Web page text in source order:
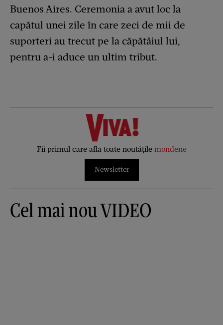
Buenos Aires. Ceremonia a avut loc la
capătul unei zile în care zeci de mii de
suporteri au trecut pe la căpătâiul lui,
pentru a-i aduce un ultim tribut.
Fii primul care afla toate noutățile mondene
Newsletter
Cel mai nou VIDEO